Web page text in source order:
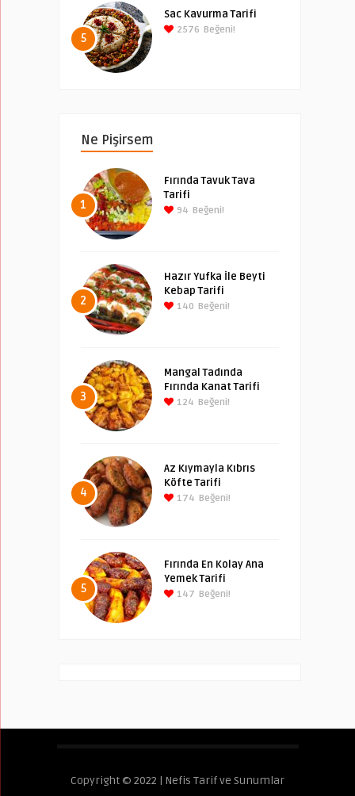
5
Sac Kavurma Tarifi
2576 Beğeni!
Ne Pişirsem
1
Fırında Tavuk Tava
Tarifi
94 Beğeni!
2
Hazır Yufka İle Beyti
Kebap Tarifi
140 Beğeni!
3
Mangal Tadında
Fırında Kanat Tarifi
124 Beğeni!
4
Az Kıymayla Kıbrıs
Köfte Tarifi
174 Beğeni!
5
Fırında En Kolay Ana
Yemek Tarifi
147 Beğeni!
Copyright © 2022 | Nefis Tarif ve Sunumlar